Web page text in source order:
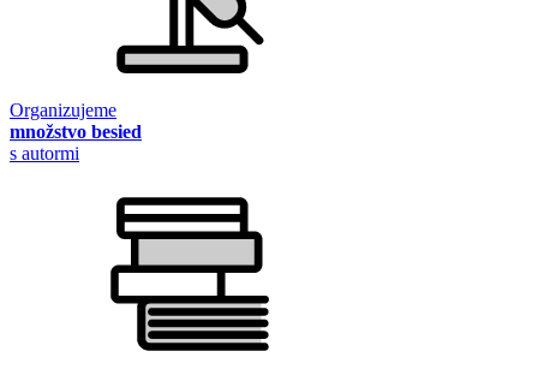
Organizujeme
množstvo besied
s autormi